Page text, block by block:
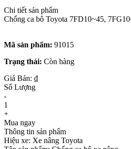
Chi tiết sản phẩm
Chống ca bô Toyota 7FD10~45,
Mã sản phẩm: 91015
Trạng thái: Còn hàng
Giá Bán: ₫
Số Lượng
-
1
+
Mua ngay
Thông tin sản phẩm
Hiệu xe: Xe nâng Toyota